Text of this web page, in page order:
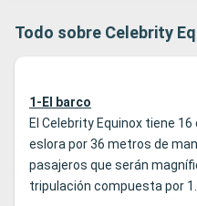
Todo sobre Celebrity
1-El barco
El Celebrity Equinox tiene
eslora por 36 metros de
pasajeros que serán
tripulación compuesta por